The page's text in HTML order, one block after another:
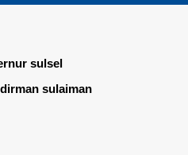
sulsel
sulaiman